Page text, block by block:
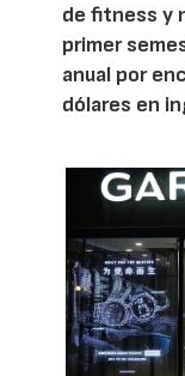
de fitness y
primer
anual por
dólares en